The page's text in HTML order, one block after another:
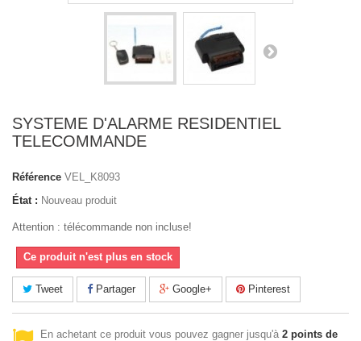
SYSTEME D'ALARME RESIDENTIEL
TELECOMMANDE
Référence VEL_K8093
État : Nouveau produit
Attention : télécommande non incluse!
Ce produit n'est plus en stock
Tweet Partager Google+ Pinterest
En achetant ce produit vous pouvez gagner jusqu'à 2 points de